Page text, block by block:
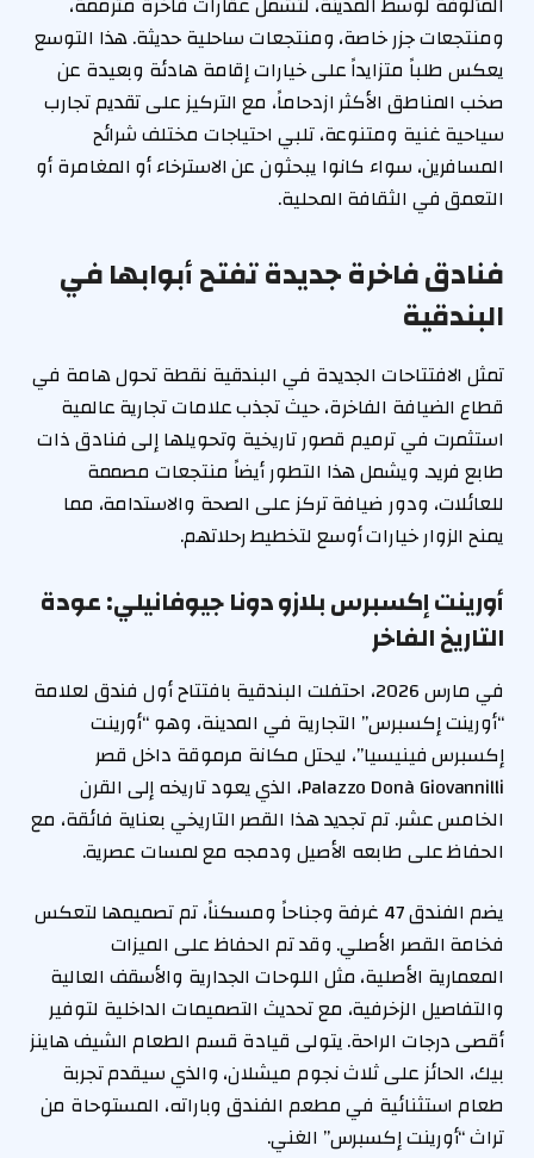
ومنتجعات جزر خاصة، ومنتجعات ساحلية حديثة. هذا التوسع
يعكس طلباً متزايداً على خيارات إقامة هادئة وبعيدة عن
صخب المناطق الأكثر ازدحاماً، مع التركيز على تقديم تجارب
سياحية غنية ومتنوعة، تلبي احتياجات مختلف شرائح
المسافرين، سواء كانوا يبحثون عن الاسترخاء أو المغامرة أو
التعمق في الثقافة المحلية.
فنادق فاخرة جديدة تفتح أبوابها في
البندقية
تمثل الافتتاحات الجديدة في البندقية نقطة تحول هامة في
قطاع الضيافة الفاخرة، حيث تجذب علامات تجارية عالمية
استثمرت في ترميم قصور تاريخية وتحويلها إلى فنادق ذات
طابع فريد. ويشمل هذا التطور أيضاً منتجعات مصممة
للعائلات، ودور ضيافة تركز على الصحة والاستدامة، مما
يمنح الزوار خيارات أوسع لتخطيط رحلاتهم.
أورينت إكسبرس بلازو دونا جيوفانيلي: عودة
التاريخ الفاخر
في مارس 2026، احتفلت البندقية بافتتاح أول فندق لعلامة
“أورينت إكسبرس” التجارية في المدينة، وهو “أورينت
إكسبرس فينيسيا”، ليحتل مكانة مرموقة داخل قصر
Palazzo Donà Giovannilli، الذي يعود تاريخه إلى القرن
الخامس عشر. تم تجديد هذا القصر التاريخي بعناية فائقة، مع
الحفاظ على طابعه الأصيل ودمجه مع لمسات عصرية.
يضم الفندق 47 غرفة وجناحاً ومسكناً، تم تصميمها لتعكس
فخامة القصر الأصلي. وقد تم الحفاظ على الميزات
المعمارية الأصلية، مثل اللوحات الجدارية والأسقف العالية
والتفاصيل الزخرفية، مع تحديث التصميمات الداخلية لتوفير
أقصى درجات الراحة. يتولى قيادة قسم الطعام الشيف هاينز
بيك، الحائز على ثلاث نجوم ميشلان، والذي سيقدم تجربة
طعام استثنائية في مطعم الفندق وباراته، المستوحاة من
تراث “أورينت إكسبرس” الغني.